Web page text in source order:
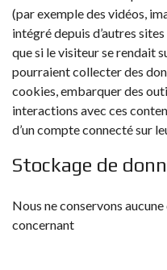
(par exemple des vidéos,
intégré depuis d’autres
que si le visiteur se rendait
pourraient collecter des
cookies, embarquer des
interactions avec ces
d’un compte connecté sur
Stockage de
Nous ne conservons
concernant